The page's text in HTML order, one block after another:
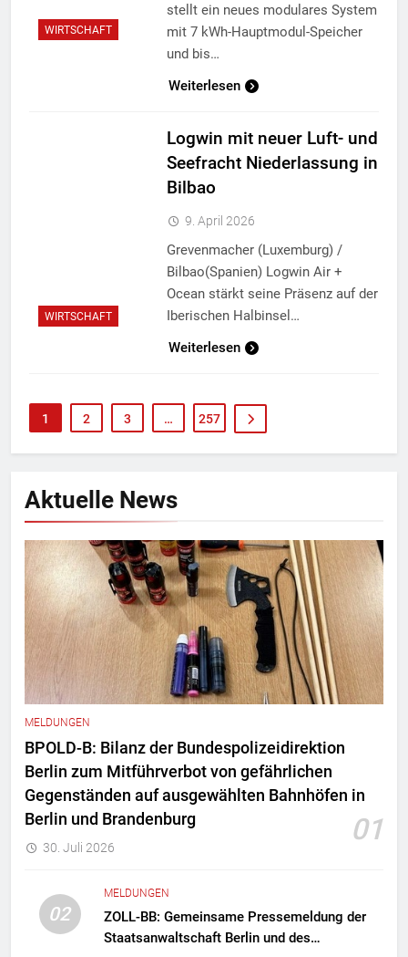
WIRTSCHAFT
stellt ein neues modulares System
mit 7 kWh-Hauptmodul-Speicher
und bis…
Weiterlesen
WIRTSCHAFT
Logwin mit neuer Luft- und
Seefracht Niederlassung in
Bilbao
9. April 2026
Grevenmacher (Luxemburg) /
Bilbao(Spanien) Logwin Air +
Ocean stärkt seine Präsenz auf der
Iberischen Halbinsel…
Weiterlesen
1 2 3 … 257
Aktuelle News
MELDUNGEN
BPOLD-B: Bilanz der Bundespolizeidirektion
Berlin zum Mitführverbot von gefährlichen
Gegenständen auf ausgewählten Bahnhöfen in
Berlin und Brandenburg
01
30. Juli 2026
02
MELDUNGEN
ZOLL-BB: Gemeinsame Pressemeldung der
Staatsanwaltschaft Berlin und des